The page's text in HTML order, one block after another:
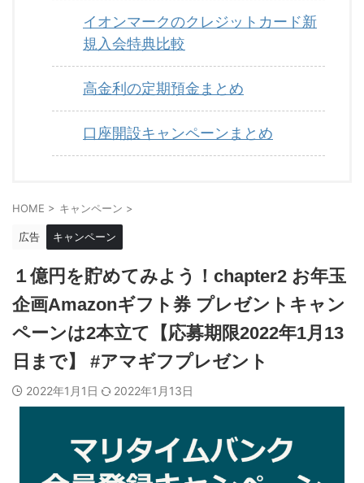
イオンマークのクレジットカード新
規入会特典比較
高金利の定期預金まとめ
口座開設キャンペーンまとめ
HOME > キャンペーン >
広告 キャンペーン
１億円を貯めてみよう！chapter2 お年玉
企画Amazonギフト券 プレゼントキャン
ペーンは2本立て【応募期限2022年1月13
日まで】 #アマギフプレゼント
2022年1月1日 2022年1月13日